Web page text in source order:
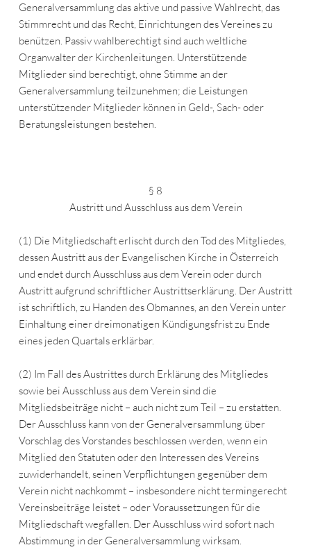
Generalversammlung das aktive und passive Wahlrecht, das
Stimmrecht und das Recht, Einrichtungen des Vereines zu
benützen. Passiv wahlberechtigt sind auch weltliche
Organwalter der Kirchenleitungen. Unterstützende
Mitglieder sind berechtigt, ohne Stimme an der
Generalversammlung teilzunehmen; die Leistungen
unterstützender Mitglieder können in Geld-, Sach- oder
Beratungsleistungen bestehen.
§ 8
Austritt und Ausschluss aus dem Verein
(1) Die Mitgliedschaft erlischt durch den Tod des Mitgliedes,
dessen Austritt aus der Evangelischen Kirche in Österreich
und endet durch Ausschluss aus dem Verein oder durch
Austritt aufgrund schriftlicher Austrittserklärung. Der Austritt
ist schriftlich, zu Handen des Obmannes, an den Verein unter
Einhaltung einer dreimonatigen Kündigungsfrist zu Ende
eines jeden Quartals erklärbar.
(2) Im Fall des Austrittes durch Erklärung des Mitgliedes
sowie bei Ausschluss aus dem Verein sind die
Mitgliedsbeiträge nicht – auch nicht zum Teil – zu erstatten.
Der Ausschluss kann von der Generalversammlung über
Vorschlag des Vorstandes beschlossen werden, wenn ein
Mitglied den Statuten oder den Interessen des Vereins
zuwiderhandelt, seinen Verpflichtungen gegenüber dem
Verein nicht nachkommt – insbesondere nicht termingerecht
Vereinsbeiträge leistet – oder Voraussetzungen für die
Mitgliedschaft wegfallen. Der Ausschluss wird sofort nach
Abstimmung in der Generalversammlung wirksam.